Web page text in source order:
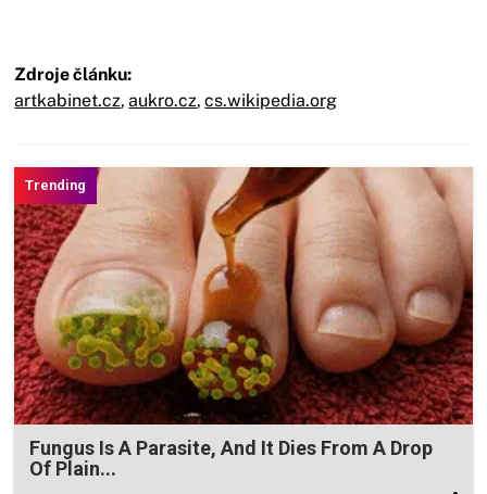
Zdroje článku:
artkabinet.cz, aukro.cz, cs.wikipedia.org
Fungus Is A Parasite, And It Dies From A Drop
Of Plain...